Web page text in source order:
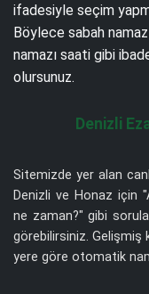
ifadesiyle seçim
Böylece sabah
namazı saati gibi
olursunuz.
Denizli
Sitemizde yer alan
Denizli ve Honaz için
ne zaman?" gibi
görebilirsiniz. Gelişmiş
yere göre otomatik